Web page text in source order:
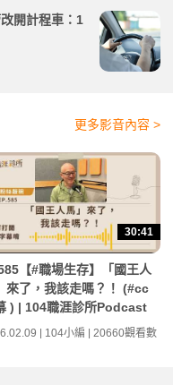
開計程車：1
更多影音內容 >
30:41
【#職場生存】「國王人
來了，我該走嗎？！ (#cc
) | 104職涯診所Podcast
| 104小編 | 20660觀看數